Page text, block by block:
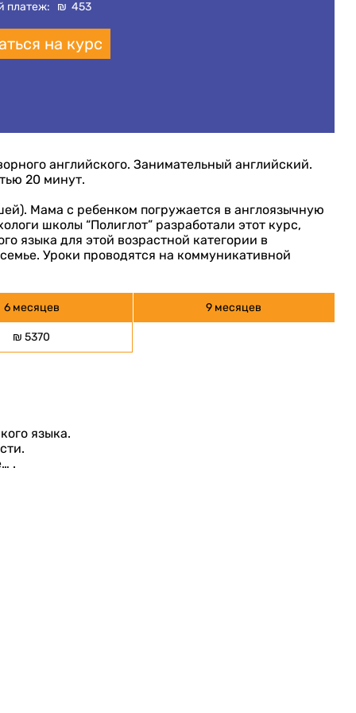
платеж: ₪ 453
на курс
английского. Занимательный английский.
20 минут.
Мама с ребенком погружается в англоязычную
школы “Полиглот” разработали этот курс,
языка для этой возрастной категории в
Уроки проводятся на коммуникативной
6 месяцев 9 месяцев
₪ 5370
языка.
.